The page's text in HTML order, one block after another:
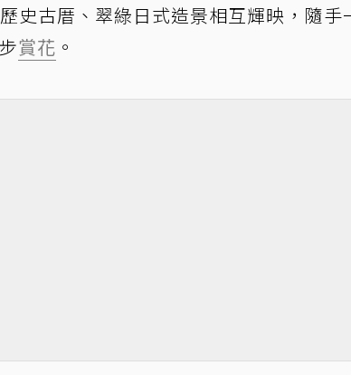
史古厝、翠綠日式造景相互輝映，隨手
賞花 。